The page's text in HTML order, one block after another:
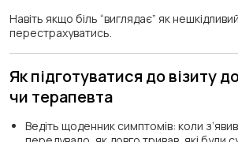
Навіть якщо біль “виглядає” як
перестрахуватись.
Як підготуватися до візиту
чи терапевта
Ведіть щоденник симптомів: коли